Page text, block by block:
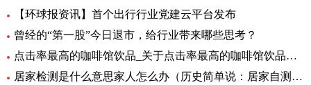
【环球报资讯】首个出行行业党建云平台发布
曾经的“第一股”今日退市，给行业带来哪些思考？
点击率最高的咖啡馆饮品_关于点击率最高的咖啡馆饮品介绍
居家检测是什么意思家人怎么办（历史简单说：居家自测阳性怎么办专家解答） 全球快资讯